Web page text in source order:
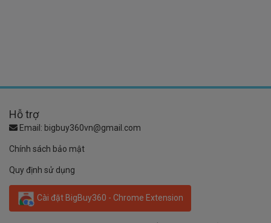
Hỗ trợ
Email: bigbuy360vn@gmail.com
Chính sách bảo mật
Quy định sử dụng
Cài đặt BigBuy360 - Chrome Extension